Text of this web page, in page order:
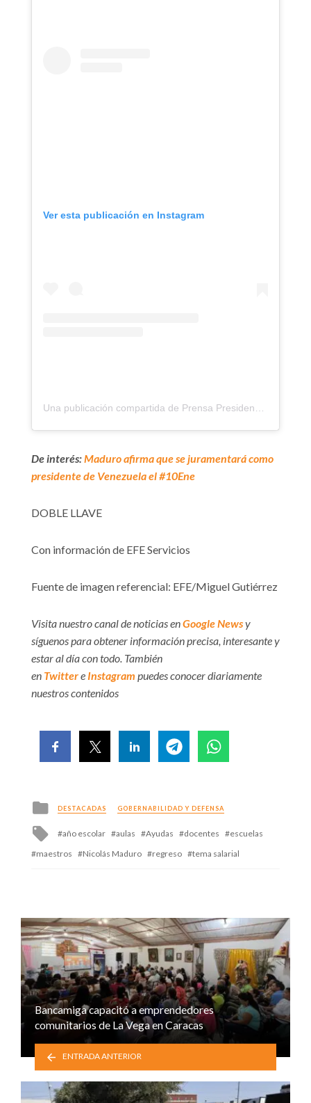
Ver esta publicación en Instagram
De interés:Maduro afirma que se juramentará como
presidente de Venezuela el #10Ene
DOBLE LLAVE
Con información de EFE Servicios
Fuente de imagen referencial: EFE/Miguel Gutiérrez
Visita nuestro canal de noticias enGoogle Newsy
síguenos para obtener información precisa, interesante y
estar al día con todo. También
en Twittere Instagram puedes conocer diariamente
nuestros contenidos
Posted
in
DESTACADAS GOBERNABILIDAD Y DEFENSA
Tagged
año escolar aulas Ayudas docentes
escuelas
maestros
Nicolás Maduro regreso tema salarial
Bancamiga capacitó a emprendedores
comunitarios de La Vega en Caracas
ENTRADA ANTERIOR